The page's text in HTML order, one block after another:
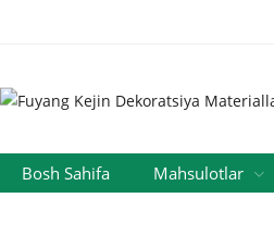
Bosh Sahifa Mahsulotlar